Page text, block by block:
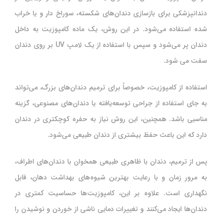
دندانپزشکی برای بازسازی دندان‌های شکسته، سوراخ دار و یا خراب
شده استفاده می‌شود. در این روش، یک ماده کامپوزیت به داخل
دندان پر می‌شود و سپس با استفاده از یک لامپ UV بر روی دندان
سفت می شود.
استفاده از کامپوزیت، خصوصاً برای ترمیم دندان‌های بزرگ، می‌تواند
به جای استفاده از جراحی توسعه‌یافته یا دندان‌های مصنوعی، گزینه
مناسبی باشد. همچنین، این روش نیاز به حفره کوچکتری در دندان
دارد که این باعث حفظ بیشتری از دندان طبیعی می‌شود.
پس از ترمیم، دندان با ظاهری طبیعی همخوان با دندان‌های اطراف،
به مرور زمان و با رعایت بهترین شیوه‌های بهداشت دهان، قابل
نگهداری است. علاوه بر این، کامپوزیت‌ها حساسیت کمتری در
دندان‌ها ایجاد می‌کنند و تغییرات دمایی ناشی از خوردن و نوشیدن را